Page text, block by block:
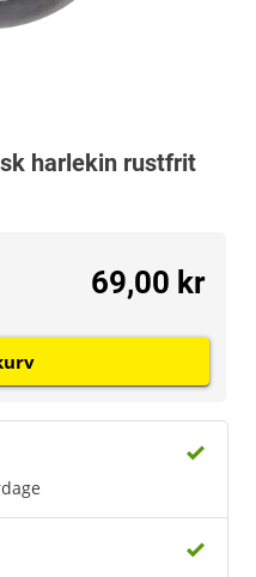
harlekin rustfrit
69,00 kr